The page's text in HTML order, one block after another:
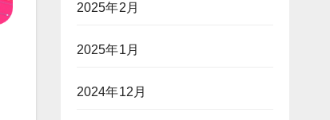
2025年2月
2025年1月
2024年12月